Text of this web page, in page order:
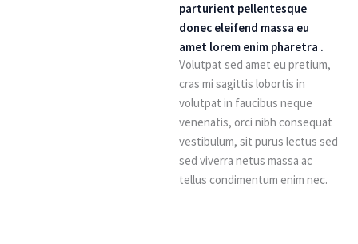
parturient pellentesque
donec eleifend massa eu
amet lorem enim pharetra .
Volutpat sed amet eu pretium,
cras mi sagittis lobortis in
volutpat in faucibus neque
venenatis, orci nibh consequat
vestibulum, sit purus lectus sed
sed viverra netus massa ac
tellus condimentum enim nec.